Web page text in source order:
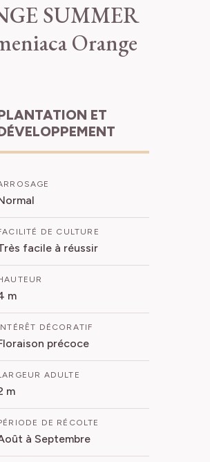
SUMMER
Orange
ET
DE CULTURE
facile à réussir
m
DÉCORATIF
précoce
ADULTE
m
DE RÉCOLTE
à Septembre